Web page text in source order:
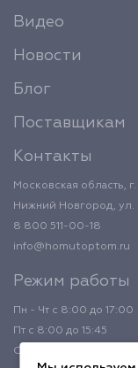
Видео
Новости
Блог
Поставщикам
Контакты
Московская область,
Нижний Новгород, ул.
8 800 511-00-18
info@homutoptom.ru
Режим работы
Пн - Чт с 8:00 до 17:00
Пт с 8:00 до 15:45
Обед с 12:00 до 12:45